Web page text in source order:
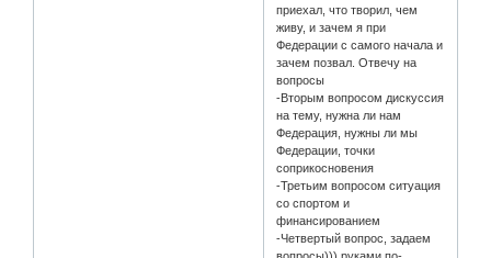
приехал, что творил, чем
живу, и зачем я при
Федерации с самого начала и
зачем позвал. Отвечу на
вопросы
-Вторым вопросом дискуссия
на тему, нужна ли нам
Федерация, нужны ли мы
Федерации, точки
соприкосновения
-Третьим вопросом ситуация
со спортом и
финансированием
-Четвертый вопрос, задаем